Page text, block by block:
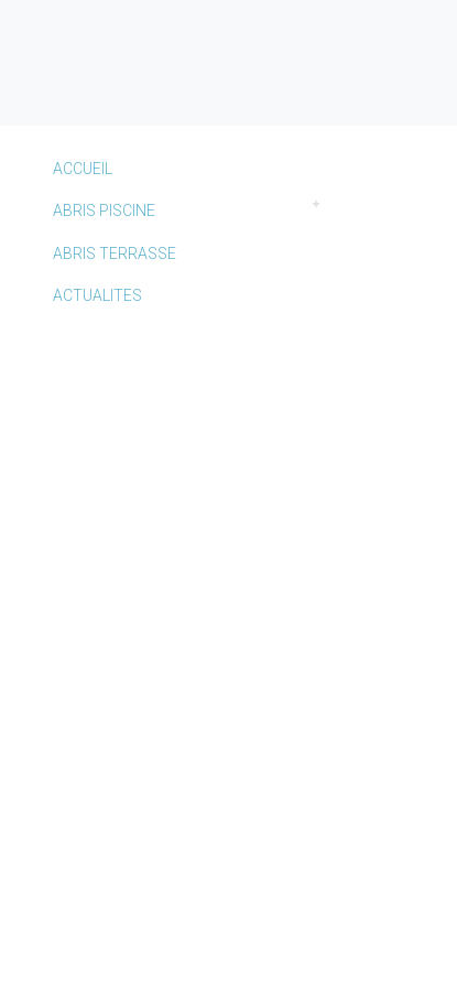
ACCUEIL
ABRIS PISCINE
ABRIS TERRASSE
ACTUALITES